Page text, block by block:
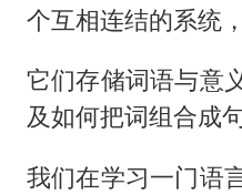
个互相连结的系统
它们存储词语与意
及如何把词组合成
我们在学习一门语